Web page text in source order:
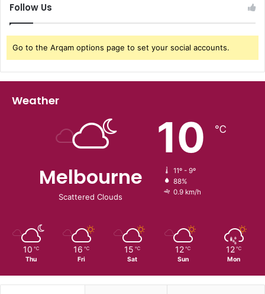
Follow Us
Go to the Arqam options page to set your social accounts.
Weather
Melbourne
Scattered Clouds
10 ℃
11º - 9º
88%
0.9 km/h
10 ℃
Thu
16 ℃
Fri
15 ℃
Sat
12 ℃
Sun
12 ℃
Mon